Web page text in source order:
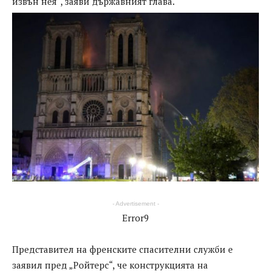
- Advertisement -
Error9
Представител на френските спасителни служби е
заявил пред „Ройтерс“, че конструкцията на